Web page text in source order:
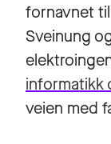
fornavnet
Sveinung
informatikk
veien med